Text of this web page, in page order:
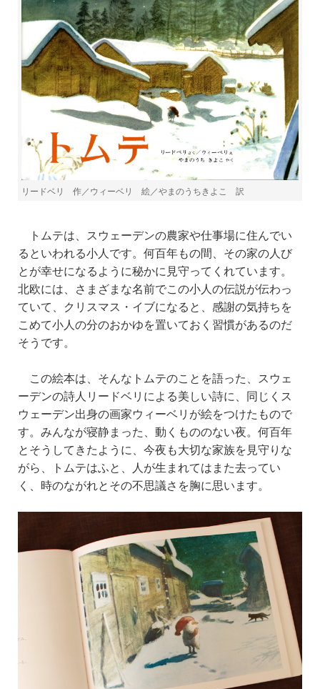
リードベリ 作／ウィーベリ 絵／やまのうちきよこ 訳
トムテは、スウェーデンの農家や仕事場に住んでい
るといわれる小人です。何百年もの間、その家の人び
とが幸せになるように秘かに見守ってくれています。
北欧には
さまざまな名前でこの小人の伝説が伝わっ
ていて 、クリスマス・イブになると、感謝の気持ちを
こめて小人の分のおかゆを置いておく習慣があるのだ
そうです。
この絵本は、そんなトムテのことを語った、スウェ
ーデンの詩人リードベリによる美しい詩に、同じくス
ウェーデン出身の画家ウィーベリが絵をつけたもので
す。みんなが寝静まった、動くもののない夜。何百年
とそうしてきたように、今夜も大切な家族を見守りな
がら、トムテはふと、人が生まれてはまた去ってい
く、 時のながれとその不思議さ を胸に思います。